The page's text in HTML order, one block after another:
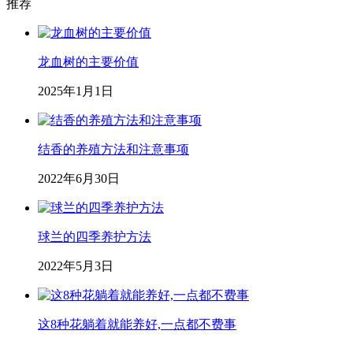
推荐
龙血树的主要价值
2025年1月1日
结香的养殖方法和注意事项
2022年6月30日
球兰的四季养护方法
2022年5月3日
这8种花躺着就能养好,一点都不费事